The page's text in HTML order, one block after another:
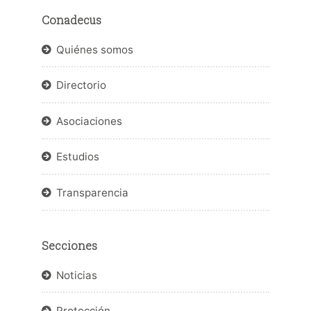
Conadecus
Quiénes somos
Directorio
Asociaciones
Estudios
Transparencia
Secciones
Noticias